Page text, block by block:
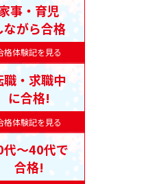
格体験記を見る
事・育児
ながら合格
格体験記を見る
職・求職中
に合格!
〜40代で
合格!